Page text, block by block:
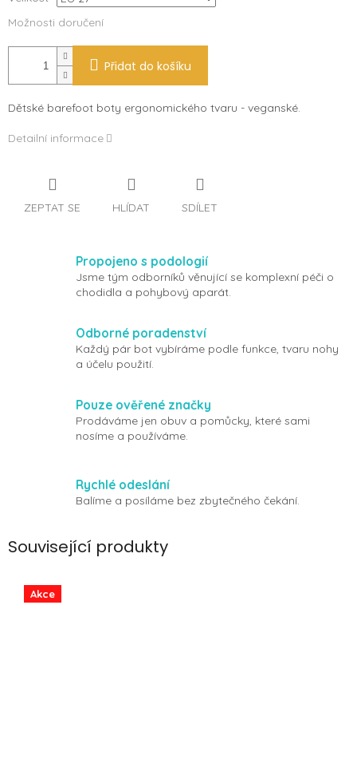
Možnosti doručení
Přidat do košíku
Dětské barefoot boty ergonomického tvaru - veganské.
Detailní informace
ZEPTAT SE HLÍDAT SDÍLET
Propojeno s podologií
Jsme tým odborníků věnující se komplexní péči o
chodidla a pohybový aparát.
Odborné poradenství
Každý pár bot vybíráme podle funkce, tvaru nohy
a účelu použití.
Pouze ověřené značky
Prodáváme jen obuv a pomůcky, které sami
nosíme a používáme.
Rychlé odeslání
Balíme a posíláme bez zbytečného čekání.
Související produkty
Akce